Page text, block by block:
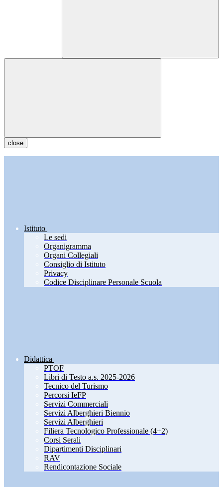
close
Istituto
Le sedi
Organigramma
Organi Collegiali
Consiglio di Istituto
Privacy
Codice Disciplinare Personale Scuola
Didattica
PTOF
Libri di Testo a.s. 2025-2026
Tecnico del Turismo
Percorsi IeFP
Servizi Commerciali
Servizi Alberghieri Biennio
Servizi Alberghieri
Filiera Tecnologico Professionale (4+2)
Corsi Serali
Dipartimenti Disciplinari
RAV
Rendicontazione Sociale